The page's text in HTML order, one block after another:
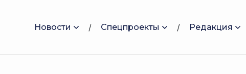
Новости Спецпроекты Редакция